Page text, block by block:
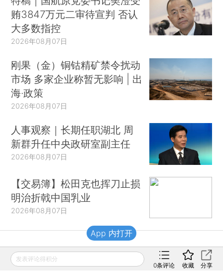
贿3847万元二审待宣判 否认
大多数指控
2026年08月07日
刚果（金）铜钴精矿禁令扰动
市场 多家企业称暂无影响 | 出
海·政策
2026年08月07日
人事观察｜长期任职湖北 周
新群升任中央政研室副主任
2026年08月07日
【交易簿】松田克也挥刀止损
明治折戟中国乳业
2026年08月07日
财新移动
发表评论得积分
0条评论 收藏 分享
App 内打开